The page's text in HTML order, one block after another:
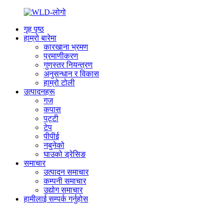
गृह पृष्ठ
हाम्रो बारेमा
कारखाना भ्रमण
प्रमाणीकरण
गुणस्तर नियन्त्रण
अनुसन्धान र विकास
हाम्रो टोली
उत्पादनहरू
गज
कपास
पट्टी
टेप
पीपीई
नबुनेको
घाउको ड्रेसिङ
समाचार
उत्पादन समाचार
कम्पनी समाचार
उद्योग समाचार
हामीलाई सम्पर्क गर्नुहोस